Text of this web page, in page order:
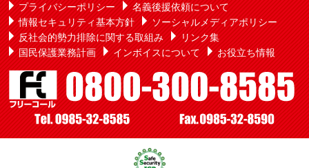
プライバシーポリシー
名義後援依頼について
情報セキュリティ基本方針
ソーシャルメディアポリシー
反社会的勢力排除に関する取組み
リンク集
国民保護業務計画
インボイスについて お役立ち情報